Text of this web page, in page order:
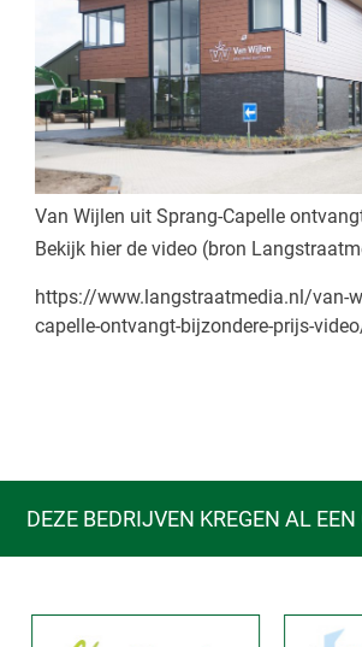
Van Wijlen uit Sprang-Capelle
Bekijk hier de video (bron
https://www.langstraatmedia.nl/van-
capelle-ontvangt-bijzondere-prijs-
DEZE BEDRIJVEN KREGEN AL